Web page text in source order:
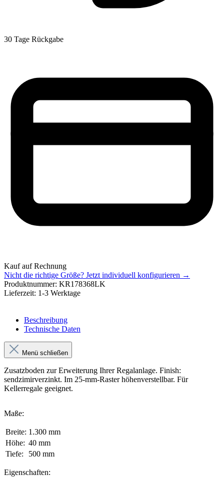
30 Tage Rückgabe
Kauf auf Rechnung
Nicht die richtige Größe? Jetzt individuell konfigurieren →
Produktnummer: KR178368LK
Lieferzeit: 1-3 Werktage
Beschreibung
Technische Daten
Menü schließen
Zusatzboden zur Erweiterung Ihrer Regalanlage. Finish:
sendzimirverzinkt. Im 25-mm-Raster höhenverstellbar. Für
Kellerregale geeignet.
Maße:
Breite: 1.300 mm
Höhe: 40 mm
Tiefe:
500 mm
Eigenschaften: